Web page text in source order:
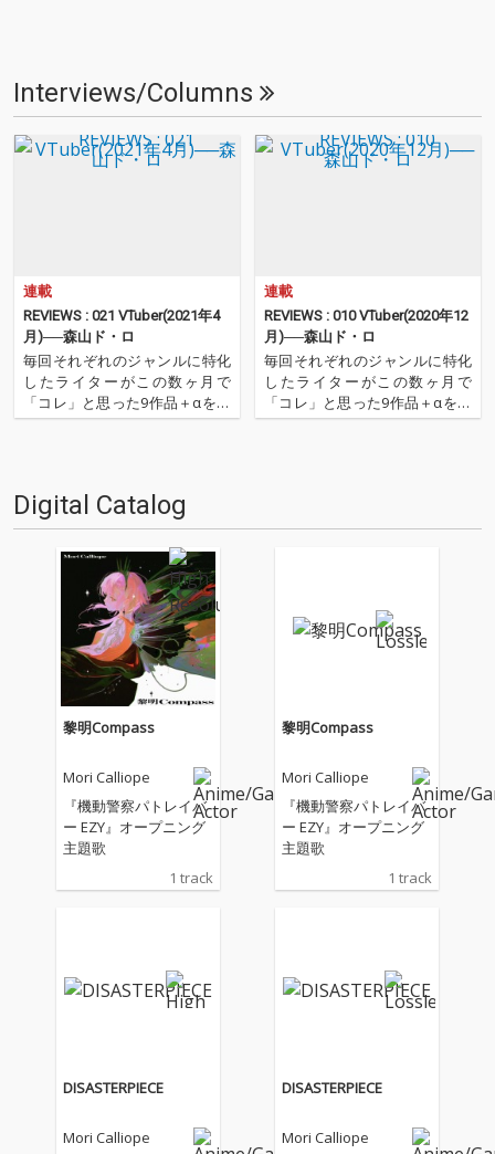
Interviews/Columns
連載
REVIEWS : 021 VTuber(2021年4
月)──森山ド・ロ
毎回それぞれのジャンルに特化
したライターがこの数ヶ月で
「コレ」と思った9作品＋αを紹
介するコーナー。今回はVTuber
楽曲のなかから、9作品をセレ
クト。 ''OTOT…
連載
REVIEWS : 010 VTuber(2020年12
月)──森山ド・ロ
毎回それぞれのジャンルに特化
したライターがこの数ヶ月で
「コレ」と思った9作品＋αを紹
介するコーナー。今回はVTuber
クト。トマト組の中で…
Digital Catalog
黎明Compass
Mori Calliope
『機動警察パトレイバ
ー EZY』オープニング
主題歌
1 track
黎明Compass
Mori Calliope
『機動警察パトレイバ
ー EZY』オープニング
主題歌
1 track
DISASTERPIECE
Mori Calliope
DISASTERPIECE
Mori Calliope